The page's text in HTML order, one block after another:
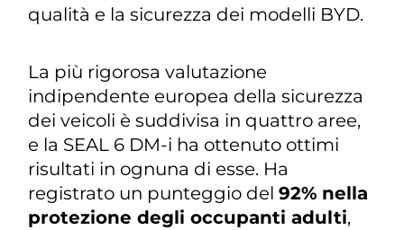
qualità e la sicurezza dei modelli BYD.
La più rigorosa valutazione
indipendente europea della sicurezza
dei veicoli è suddivisa in quattro aree,
e la SEAL 6 DM-i ha ottenuto ottimi
risultati in ognuna di esse. Ha
registrato un punteggio del92% nella
protezione degli occupanti adulti,